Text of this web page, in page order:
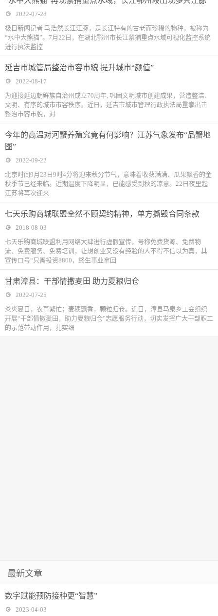
2022-07-28
极目新闻记者 马浩然长江江豚，是长江特有的古老而珍稀的物种，被称为
“水中大熊猫”。7月22日，在湖北鄂州市长江禁捕重点水域可视化监控系统
进行执法监控
延吉市城管局整治市容市貌 提升城市“颜值”
2022-08-17
为迎接延边朝鲜族自治州成立70周年, 巩固文明城市创建成果，营造整洁、
文明、有序的城市市容秩序。近日，延吉市城市管理行政执法局重拳出击
整治市容市貌，对
今年的高温对河蟹养殖究竟有何影响？江苏气象发布“品蟹地
图”
2022-09-22
北京时间9月23日9时4分将迎来秋分节气，意味着收获满满、瓜果飘香的金
秋季节已经来临。近期温度下降明显，已能感受到秋的凉意。22日夜里起
江苏将再次迎来
七天乐购商城联盟全然不顾契约精神，单方撕毁合同条款
2018-08-03
七天乐购商城联盟利用网络大肆进行虚假宣传，号称免费货源、免费物
流、免费服务、免费培训，让想创业又没有经验的人不得不信以为真，其
宣传口号“只需投资8800，终生事业拿回
甘肃漳县：干部情撒麦田 助力夏粮归仓
2022-07-25
炎炎夏日，农事繁忙；麦穗飘香，颗粒归仓。近日，漳县马泉乡工会组织
开展“干部情撒麦田，助力夏粮归仓”志愿服务行动，切实发挥广大干部职工
的示范带动作用，扎实细
最新文章
数字赋能预防接种更“智慧”
2023-04-03